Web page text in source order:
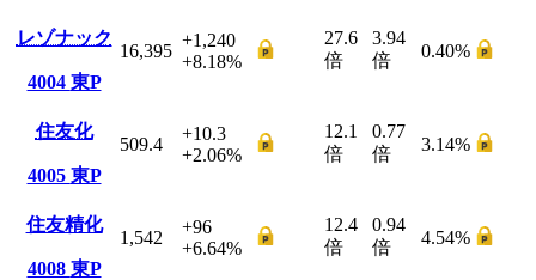
レゾナック
4004 東P
16,395
+1,240
+8.18%
27.6
倍
3.94
倍
0.40%
住友化
4005 東P
509.4
+10.3
+2.06%
12.1
倍
0.77
倍
3.14%
住友精化
4008 東P
1,542
+96
+6.64%
12.4
倍
0.94
倍
4.54%